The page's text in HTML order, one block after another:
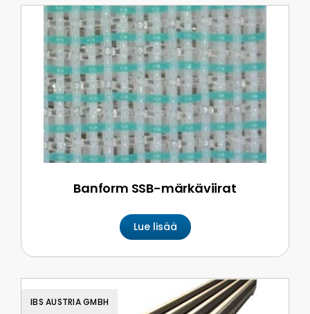
Banform SSB-märkäviirat
Lue lisää
IBS AUSTRIA GMBH